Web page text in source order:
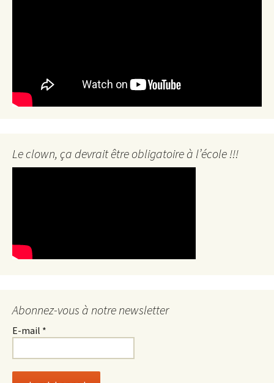
Le clown, ça devrait être obligatoire à l’école !!!
Abonnez-vous à notre newsletter
E-mail *